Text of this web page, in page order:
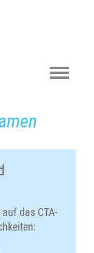
das CTA-